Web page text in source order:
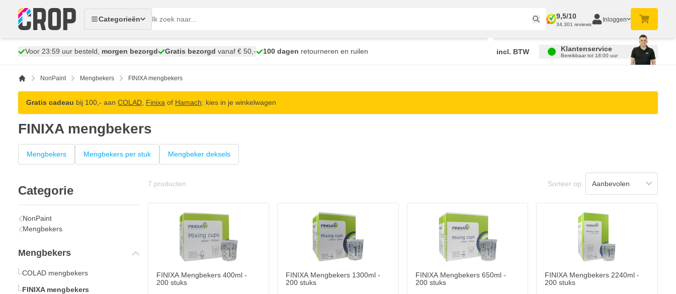
Categorieën
9,5/10
34.301 reviews
Inloggen
Voor 23:59 uur besteld, morgen bezorgd Gratis bezorgd vanaf € 50,- 100 dagen retourneren en ruilen incl. BTW Klantenservice
Bereikbaar tot 18:00 uur
NonPaint Mengbekers FINIXA mengbekers
Gratis cadeau bij 100,- aan COLAD Finixa of Hamach: kies in je winkelwagen
FINIXA mengbekers
Mengbekers Mengbekers per stuk Mengbeker deksels
Categorie
NonPaint
Mengbekers
Mengbekers
COLAD mengbekers
FINIXA mengbekers
7 producten Sorteer op
FINIXA Mengbekers 400ml -
200 stuks
FINIXA Mengbekers 1300ml -
200 stuks
FINIXA Mengbekers 650ml -
200 stuks
FINIXA Mengbekers 2240ml -
200 stuks